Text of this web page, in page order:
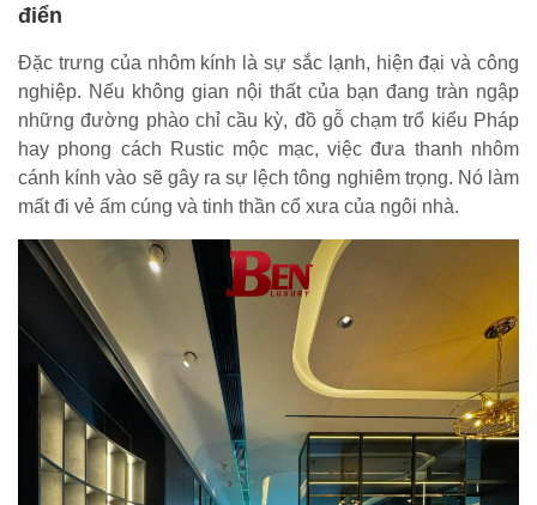
điển
Đặc trưng của nhôm kính là sự sắc lạnh, hiện đại và công
nghiệp. Nếu không gian nội thất của bạn đang tràn ngập
những đường phào chỉ cầu kỳ, đồ gỗ chạm trổ kiểu Pháp
hay phong cách Rustic mộc mạc, việc đưa thanh nhôm
cánh kính vào sẽ gây ra sự lệch tông nghiêm trọng. Nó làm
mất đi vẻ ấm cúng và tinh thần cổ xưa của ngôi nhà.